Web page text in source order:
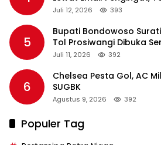
Rp36 Triliun
Juli 12, 2026 393
5
Bupati Bondowoso
Tol Prosiwangi Dibuka
Juli 11, 2026 392
6
Chelsea Pesta Gol, AC
SUGBK
Agustus 9, 2026 392
Populer Tag